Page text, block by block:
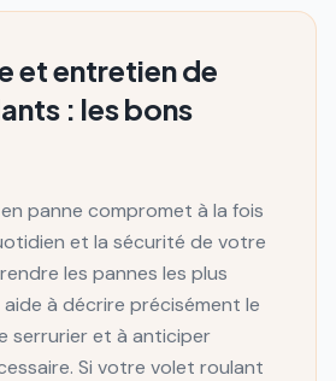
et entretien de
: les bons
panne compromet à la fois
et la sécurité de votre
les pannes les plus
à décrire précisément le
serrurier et à anticiper
Si votre volet roulant